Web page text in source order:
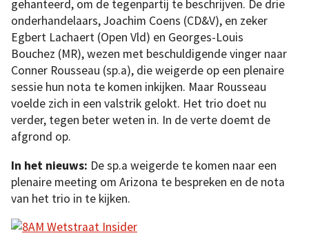
gehanteerd, om de tegenpartij te beschrijven. De drie
onderhandelaars, Joachim Coens (CD&V), en zeker
Egbert Lachaert (Open Vld) en Georges-Louis
Bouchez (MR), wezen met beschuldigende vinger naar
Conner Rousseau (sp.a), die weigerde op een plenaire
sessie hun nota te komen inkijken. Maar Rousseau
voelde zich in een valstrik gelokt. Het trio doet nu
verder, tegen beter weten in. In de verte doemt de
afgrond op.
In het nieuws: De sp.a weigerde te komen naar een
plenaire meeting om Arizona te bespreken en de nota
van het trio in te kijken.